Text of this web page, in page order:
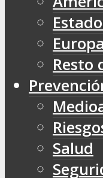
Europa
Resto
Salud